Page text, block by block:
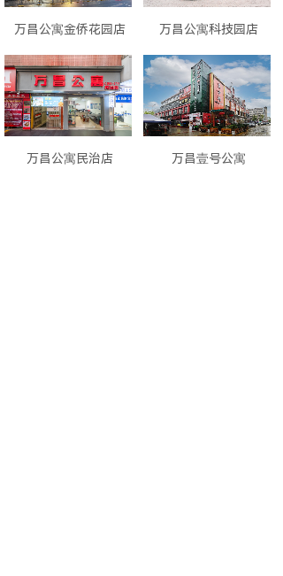
万昌公寓金侨花园店 万昌公寓科技园店
万昌公寓民治店 万昌壹号公寓